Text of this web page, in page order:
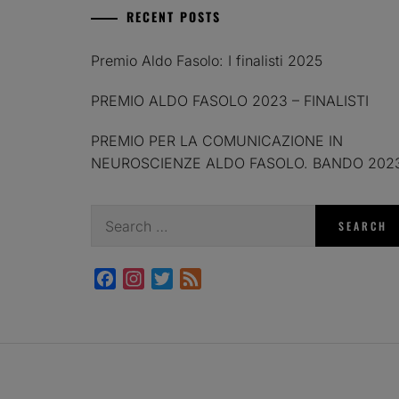
RECENT POSTS
Premio Aldo Fasolo: I finalisti 2025
PREMIO ALDO FASOLO 2023 – FINALISTI
PREMIO PER LA COMUNICAZIONE IN
NEUROSCIENZE ALDO FASOLO. BANDO
for:
FacebookInstagram
Twitter